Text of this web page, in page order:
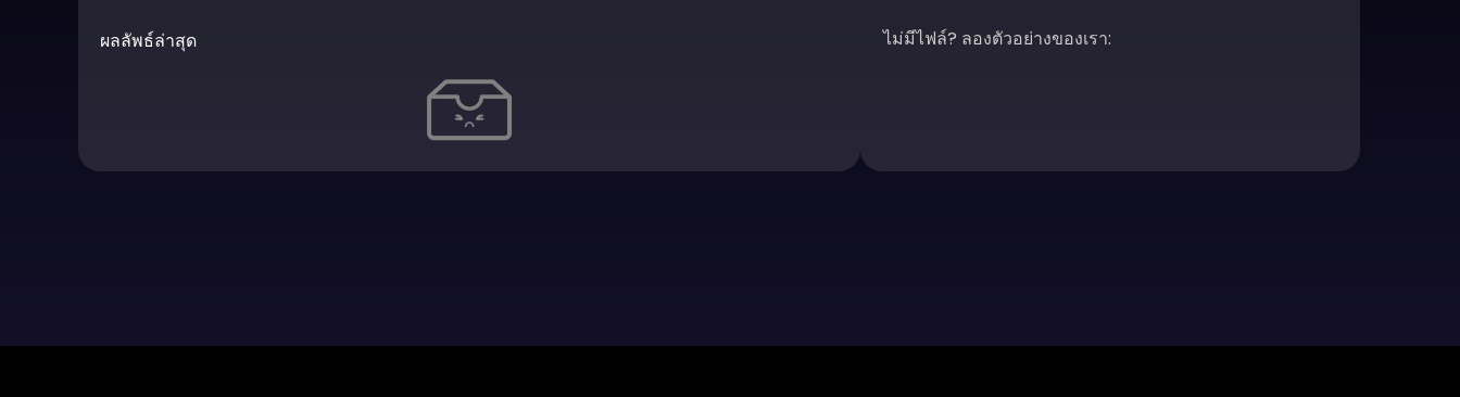
ผลลัพธ์ล่าสุด ไม่มีไฟล์? ลองตัวอย่างของเรา: